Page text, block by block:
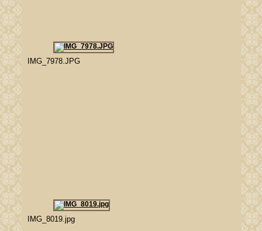
IMG_7978.JPG
IMG_8019.jpg